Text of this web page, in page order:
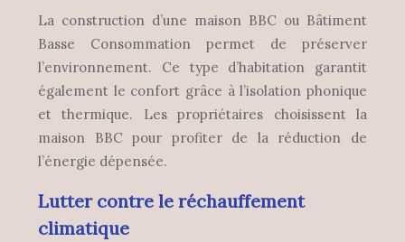
La construction d’une maison BBC ou Bâtiment
Basse Consommation permet de préserver
l’environnement. Ce type d’habitation garantit
également le confort grâce à l’isolation phonique
et thermique. Les propriétaires choisissent la
maison BBC pour profiter de la réduction de
l’énergie dépensée.
Lutter contre le réchauffement
climatique